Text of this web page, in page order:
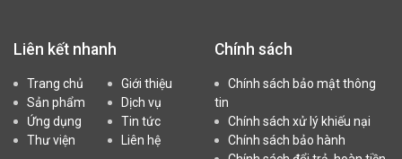
Liên kết nhanh
Trang chủ
Giới thiệu
Sản phẩm
Dịch vụ
Ứng dụng
Tin tức
Thư viện
Liên hệ
Chính sách
Chính sách bảo mật thông
tin
Chính sách xử lý khiếu nại
Chính sách bảo hành